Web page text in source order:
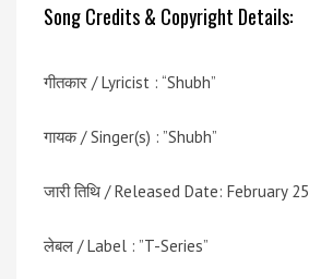
Song Credits & Copyright Details:
गीतकार / Lyricist : “Shubh”
गायक / Singer(s) : ”Shubh”
जारी तिथि / Released Date: February
लेबल / Label : ”T-Series”